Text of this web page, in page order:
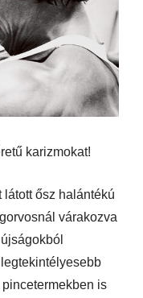
karizmokat!
látott ősz halántékú
várakozva
is